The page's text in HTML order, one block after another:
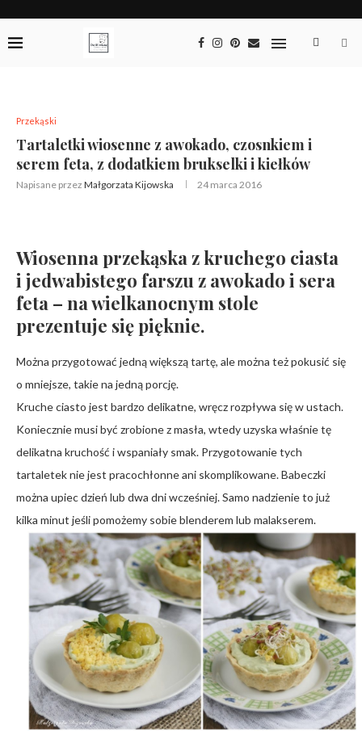
Przekąski
Tartaletki wiosenne z awokado, czosnkiem i
serem feta, z dodatkiem brukselki i kiełków
Napisane przez Małgorzata Kijowska 24 marca 2016
Wiosenna przekąska z kruchego ciasta
i jedwabistego farszu z awokado i sera
feta – na wielkanocnym stole
prezentuje się pięknie.
Można przygotować jedną większą tartę, ale można też pokusić się
o mniejsze, takie na jedną porcję.
Kruche ciasto jest bardzo delikatne, wręcz rozpływa się w ustach.
Koniecznie musi być zrobione z masła, wtedy uzyska właśnie tę
delikatna kruchość i wspaniały smak. Przygotowanie tych
tartaletek nie jest pracochłonne ani skomplikowane. Babeczki
można upiec dzień lub dwa dni wcześniej. Samo nadzienie to już
kilka minut jeśli pomożemy sobie blenderem lub malakserem.